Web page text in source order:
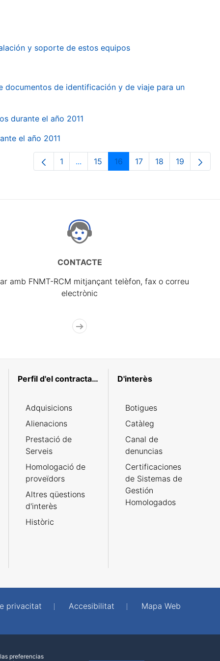
y soporte de estos equipos
de identificación y de viaje para un
durante el año 2011
el año 2011
Pàgina
1 ...Pàgines intermèdies Utilitzeu TAB per
Pàgina
15 Pàgina
16 Pàgina
17 Pàgina
18 Pàgina
19
CONTACTE
amb FNMT-RCM mitjançant telèfon, fax o correu
electrònic
Perfil d'el contractant
Adquisicions
Alienacions
Prestació de
Serveis
Homologació de
proveïdors
Altres qüestions
d'interès
Històric
D'interès
Botigues
Catàleg
Canal de
denuncias
Certificaciones
de Sistemas de
Gestión
Homologados
privacitat Accesibilitat
Mapa Web
preferencias